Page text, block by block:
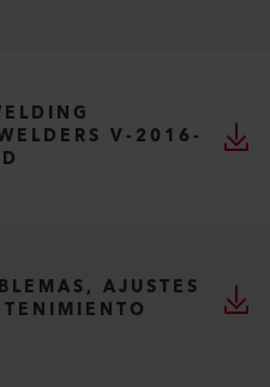
V-2016-
AJUSTES